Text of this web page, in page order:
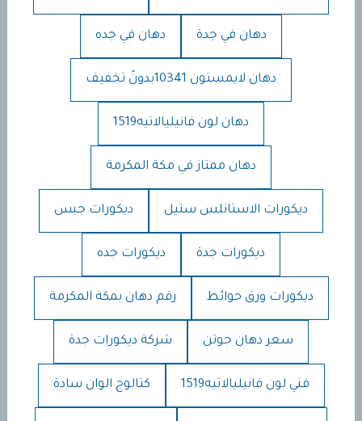
دهان في جدة دهان في جده
دهان لايمستون 10341بدونً تخفيف
دهان لون فانيليالاتيه1519
دهان ممتاز في مكة المكرمة
ديكورات الاستانلس ستيل ديكورات جبس
ديكورات جدة ديكورات جده
ديكورات ورق حوائط رقم دهان بمكة المكرمة
سعر دهان جوتن شركة ديكورات جدة
فني لون فانيليالاتيه1519 كتالوج الوان سادة